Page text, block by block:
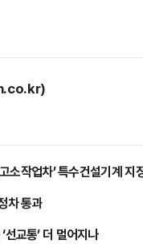
소작업차’ 특수건설기계 지
차 통과
교통’ 더 멀어지나